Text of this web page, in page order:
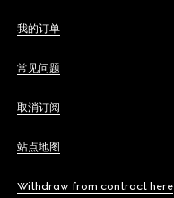
我的订单
常见问题
取消订阅
站点地图
Withdraw from contract here